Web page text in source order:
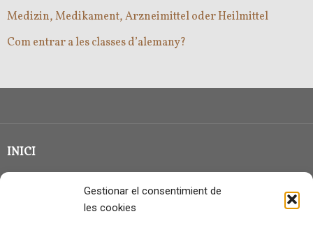
Gestionar el consentimient de
les cookies
Medizin, Medikament, Arzneimittel oder Heilmittel
Com entrar a les classes d’alemany?
INICI